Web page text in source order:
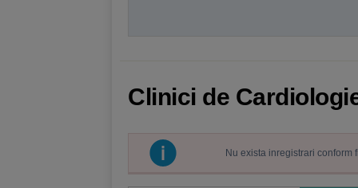
Clinici de
Nu exista inregistrari